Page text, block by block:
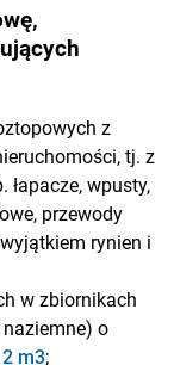
z
tj. z
łapacze, wpusty,
przewody
rynien i
w zbiornikach
o
m3;